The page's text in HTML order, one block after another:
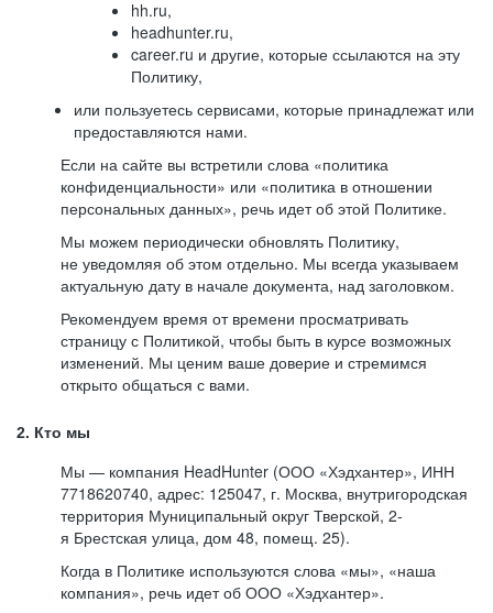
hh.ru,
headhunter.ru,
career.ru и другие, которые ссылаются на эту
Политику,
или пользуетесь сервисами, которые принадлежат или
предоставляются нами.
Если на сайте вы встретили слова «политика
конфиденциальности» или «политика в отношении
персональных данных», речь идет об этой Политике.
Мы можем периодически обновлять Политику,
не уведомляя об этом отдельно. Мы всегда указываем
актуальную дату в начале документа, над заголовком.
Рекомендуем время от времени просматривать
страницу с Политикой, чтобы быть в курсе возможных
изменений. Мы ценим ваше доверие и стремимся
открыто общаться с вами.
2. Кто мы
Мы — компания HeadHunter (ООО «Хэдхантер», ИНН
7718620740, адрес: 125047, г. Москва, внутригородская
территория Муниципальный округ Тверской, 2-
я Брестская улица, дом 48, помещ. 25).
Когда в Политике используются слова «мы», «наша
компания», речь идет об ООО «Хэдхантер».